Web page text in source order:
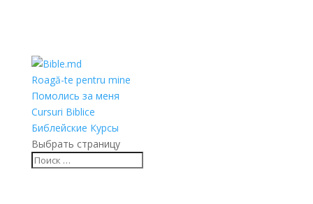
Roagă-te pentru mine
Помолись за меня
Cursuri Biblice
Библейские Курсы
Выбрать страницу